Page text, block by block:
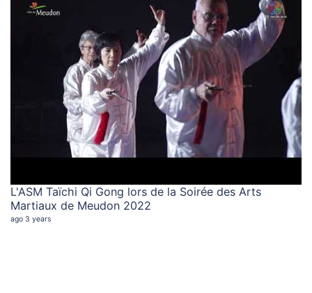
L'ASM Taïchi Qi Gong lors de la Soirée des Arts
Martiaux de Meudon 2022
ago 3 years